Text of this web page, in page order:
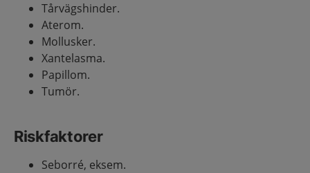
Tårvägshinder.
Aterom.
Mollusker.
Xantelasma.
Papillom.
Tumör.
Riskfaktorer
Seborré, eksem.